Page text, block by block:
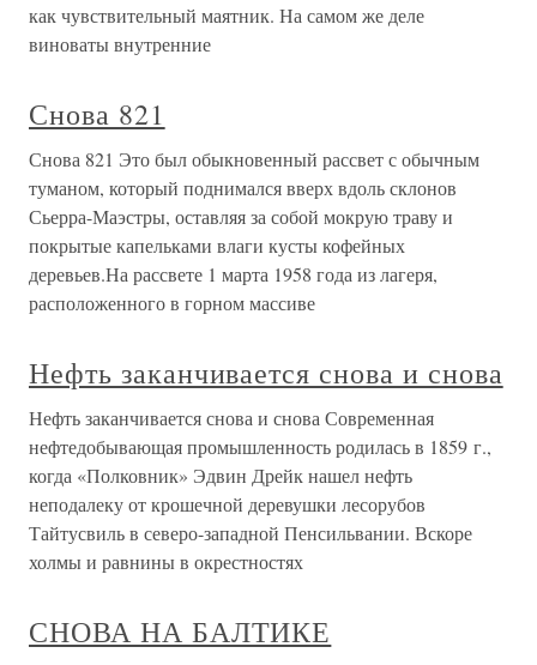
как чувствительный маятник. На самом же деле
виноваты внутренние
Снова 821
Снова 821 Это был обыкновенный рассвет с обычным
туманом, который поднимался вверх вдоль склонов
Сьерра-Маэстры, оставляя за собой мокрую траву и
покрытые капельками влаги кусты кофейных
деревьев.На рассвете 1 марта 1958 года из лагеря,
расположенного в горном массиве
Нефть заканчивается снова и снова
Нефть заканчивается снова и снова Современная
нефтедобывающая промышленность родилась в 1859 г.,
когда «Полковник» Эдвин Дрейк нашел нефть
неподалеку от крошечной деревушки лесорубов
Тайтусвиль в северо-западной Пенсильвании. Вскоре
холмы и равнины в окрестностях
СНОВА НА БАЛТИКЕ